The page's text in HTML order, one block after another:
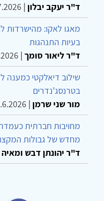
ד"ר יעקב יבלון |
מאגו לאקו: מהישרדות
בעיות התנהגות
ד"ר ליאור סומך |
שילוב דיאלקטי
בטרנסג'נדרים
מור שני שרמן |
מחויבות חברתית
מחדש של גבולות
ד"ר יהונתן דבש